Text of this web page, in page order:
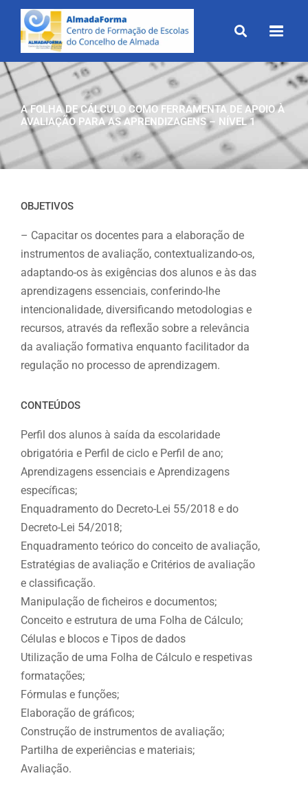
content
A FOLHA DE CÁLCULO COMO FERRAMENTA DE APOIO À
AVALIAÇÃO PARA AS APRENDIZAGENS – NÍVEL 1
OBJETIVOS
– Capacitar os docentes para a elaboração de
instrumentos de avaliação, contextualizando-os,
adaptando-os às exigências dos alunos e às das
aprendizagens essenciais, conferindo-lhe
intencionalidade, diversificando metodologias e
recursos, através da reflexão sobre a relevância
da avaliação formativa enquanto facilitador da
regulação no processo de aprendizagem.
CONTEÚDOS
Perfil dos alunos à saída da escolaridade
obrigatória e Perfil de ciclo e Perfil de ano;
Aprendizagens essenciais e Aprendizagens
específicas;
Enquadramento do Decreto-Lei 55/2018 e do
Decreto-Lei 54/2018;
Enquadramento teórico do conceito de avaliação,
Estratégias de avaliação e Critérios de avaliação
e classificação.
Manipulação de ficheiros e documentos;
Conceito e estrutura de uma Folha de Cálculo;
Células e blocos e Tipos de dados
Utilização de uma Folha de Cálculo e respetivas
formatações;
Fórmulas e funções;
Elaboração de gráficos;
Construção de instrumentos de avaliação;
Partilha de experiências e materiais;
Avaliação.